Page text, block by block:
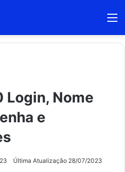
Login, Nome
e
Última Atualização 28/07/2023